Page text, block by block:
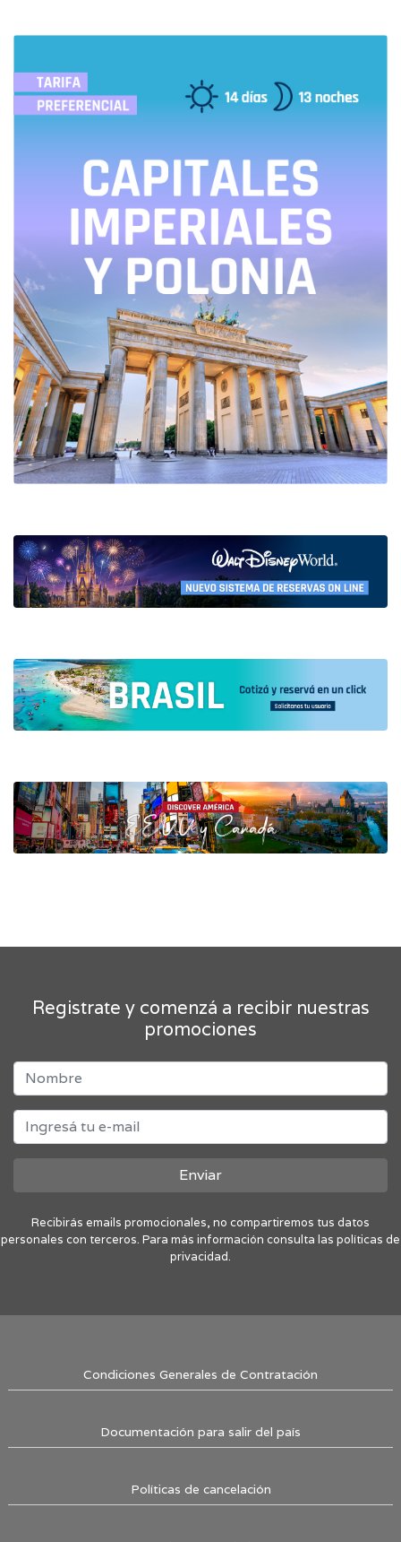
Registrate y comenzá a recibir nuestras
promociones
Enviar
Recibirás emails promocionales, no compartiremos tus datos
personales con terceros. Para más información consulta las políticas de
privacidad.
Condiciones Generales de Contratación
Documentación para salir del país
Políticas de cancelación